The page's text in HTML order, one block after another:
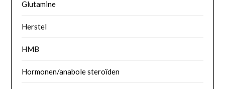
Glutamine
Herstel
HMB
Hormonen/anabole steroïden